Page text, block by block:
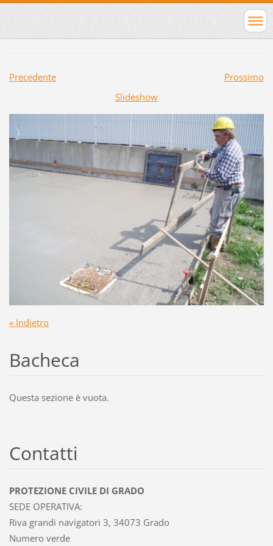
Precedente
Prossimo
Slideshow
« Indietro
Bacheca
Questa sezione è vuota.
Contatti
PROTEZIONE CIVILE DI GRADO
SEDE OPERATIVA:
Riva grandi navigatori 3, 34073 Grado
Numero verde